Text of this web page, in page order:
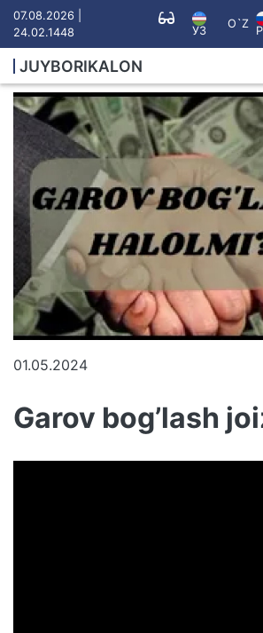
07.08.2026 |
24.02.1448
УЗ
O`Z
JUYBORIKALON
01.05.2024
Garov bog’lash